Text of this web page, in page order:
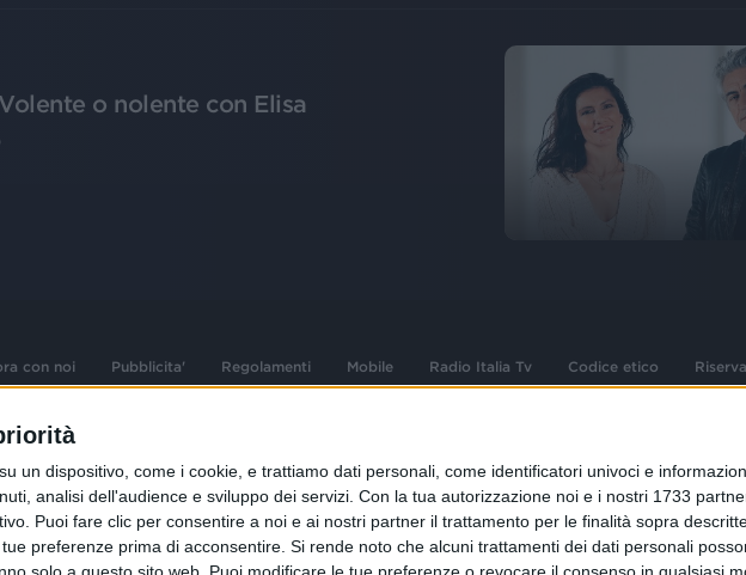
un dispositivo, come i cookie, e trattiamo dati personali, come identificatori univoci e
analisi dell'audience e sviluppo dei servizi. Con la tua autorizzazione noi e i nostri 1733
Puoi fare clic per consentire a noi e ai nostri partner il trattamento per le finalità sopra
preferenze prima di acconsentire. Si rende noto che alcuni trattamenti dei dati personali
o nolente con Elisa
con noi Pubblicita' Regolamenti Mobile Radio Italia Tv Codice etico
d'autore e dei diritti
C.F. e n° iscrizione
n°286 - 3 Aprile
02 25444220
Sede Legale: Via Savona 97, 20144 Milano